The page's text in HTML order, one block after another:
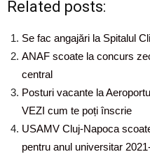
Related posts:
Se fac angajări la Spitalul
ANAF scoate la concurs
central
Posturi vacante la
VEZI cum te poți înscrie
USAMV Cluj-Napoca
pentru anul universitar